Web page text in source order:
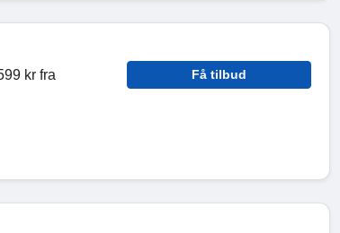
kr fra
Få tilbud